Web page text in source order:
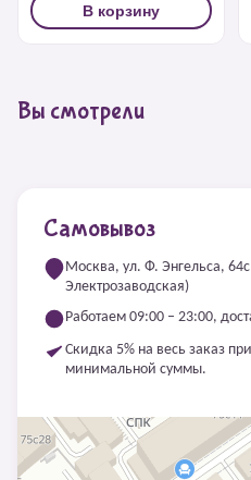
В корзину
Вы смотрели
Самовывоз
Москва, ул. Ф. Энгельса,
Электрозаводская)
Работаем 09:00 – 23:00,
Скидка 5% на весь заказ
минимальной суммы.